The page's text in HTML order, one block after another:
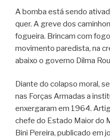
A bomba está sendo
quer. A greve dos
fogueira. Brincam com
movimento paredista, na
abaixo o governo Dilma
Diante do colapso moral,
nas Forças Armadas a
enxergaram em 1964.
chefe do Estado Maior do
Bini Pereira, publicado em